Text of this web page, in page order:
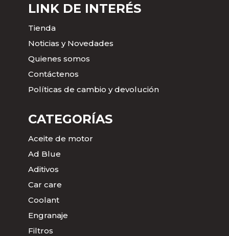
LINK DE INTERÉS
Tienda
Noticias y Novedades
Quienes somos
Contáctenos
Políticas de cambio y devolución
CATEGORÍAS
Aceite de motor
Ad Blue
Aditivos
Car care
Coolant
Engranaje
Filtros